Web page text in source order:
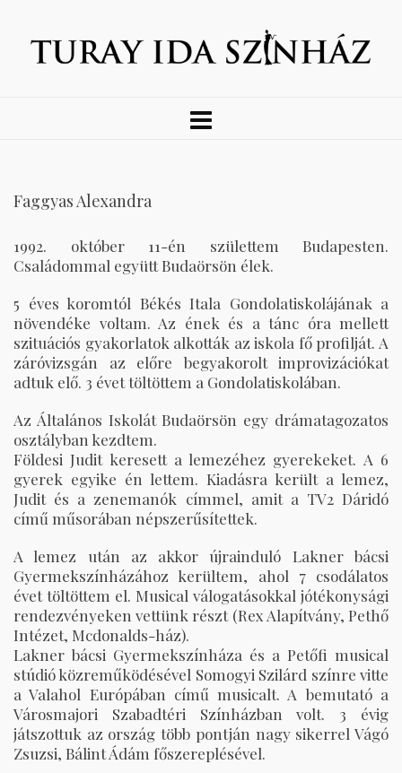
Faggyas Alexandra
1992. október 11-én születtem Budapesten.
Családommal együtt Budaörsön élek.
5 éves koromtól Békés Itala Gondolatiskolájának a
növendéke voltam. Az ének és a tánc óra mellett
szituációs gyakorlatok alkották az iskola fő profilját. A
záróvizsgán az előre begyakorolt improvizációkat
adtuk elő. 3 évet töltöttem a Gondolatiskolában.
Az Általános Iskolát Budaörsön egy drámatagozatos
osztályban kezdtem.
Földesi Judit keresett a lemezéhez gyerekeket. A 6
gyerek egyike én lettem. Kiadásra került a lemez,
Judit és a zenemanók címmel, amit a TV2 Dáridó
című műsorában népszerűsítettek.
A lemez után az akkor újrainduló Lakner bácsi
Gyermekszínházához kerültem, ahol 7 csodálatos
évet töltöttem el. Musical válogatásokkal jótékonysági
rendezvényeken vettünk részt (Rex Alapítvány, Pethő
Intézet, Mcdonalds-ház).
Lakner bácsi Gyermekszínháza és a Petőfi musical
stúdió közreműködésével Somogyi Szilárd színre vitte
a Valahol Európában című musicalt. A bemutató a
Városmajori Szabadtéri Színházban volt. 3 évig
játszottuk az ország több pontján nagy sikerrel Vágó
Zsuzsi, Bálint Ádám főszereplésével.